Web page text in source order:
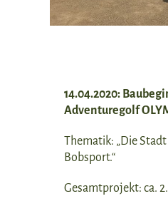
14.04.2020:
Adventuregolf
Thematik: „Die
Bobsport.“
Gesamtprojekt: ca.